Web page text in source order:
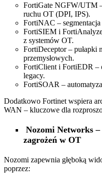
FortiGate NGFW/UTM
ruchu OT (DPI, IPS).
FortiNAC –
FortiSIEM i
z systemów OT.
FortiDeceptor – pułapki
przemysłowych.
FortiClient i FortiEDR –
legacy.
FortiSOAR –
Dodatkowo Fortinet wspiera
WAN – kluczowe dla
Nozomi Networks
zagrożeń w OT
Nozomi zapewnia głęboką
poprzez: